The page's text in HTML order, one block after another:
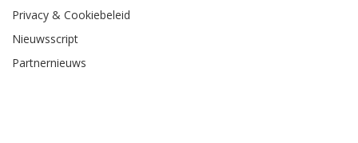
Privacy & Cookiebeleid
Nieuwsscript
Partnernieuws